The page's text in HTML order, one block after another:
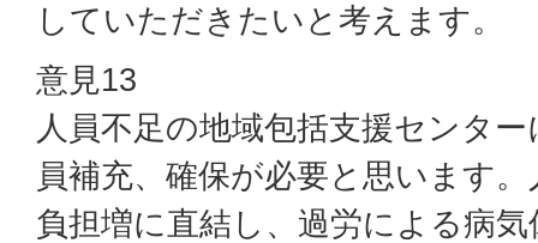
していただきたいと考えます。
意見13
人員不足の地域包括支援センタ
員補充、確保が必要と思います
負担増に直結し、過労による病